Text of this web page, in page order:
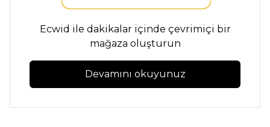
Ecwid ile dakikalar içinde çevrimiçi bir
mağaza oluşturun
Devamını okuyunuz